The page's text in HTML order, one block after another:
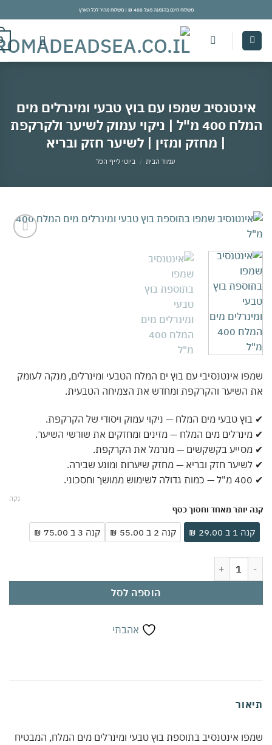
משלוח חינם בהזמנה מעל 400 ₪ | משלוח מהיר לכל הארץ
0
שמפו עם בוץ טבעי ומינרלים מים
המלח 400 מ"ל | ניקוי עמוק לשיער ולקרקפת
| מחזק ומזין | לשיער חזק ובריא
עמוד הבית / ביוטי לייף הכל
אינטנסיבי עם בוץ ים המלח הטבעי ומינרלים, מנקה לעומק
השיער והקרקפת ומחדש את הצמיחה הטבעית.
טבעי מים המלח — ניקוי עמוק ויסודי של הקרקפת.
מים המלח — מזינים ומחזקים את שורשי השיער.
בקשקשים — מנרמל את הקרקפת.
חזק ובריא — מחזק שיערות ומונע שבירה.
יותר מאחד וחסוך כסף
קנה 2 ב 55.00 ₪ קנה 3 ב 75.00 ₪
הוספה לסל
אהבתי
אינטנסיב בתוספת בוץ טבעי ומינרלים מים המלח, המבטיח